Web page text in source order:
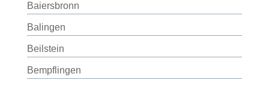
Baiersbronn
Balingen
Beilstein
Bempflingen